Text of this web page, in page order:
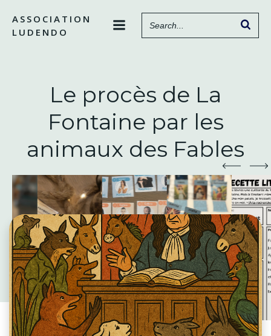
contenu
ASSOCIATION
LUDENDO
Le procès de La
Fontaine par les
animaux des Fables